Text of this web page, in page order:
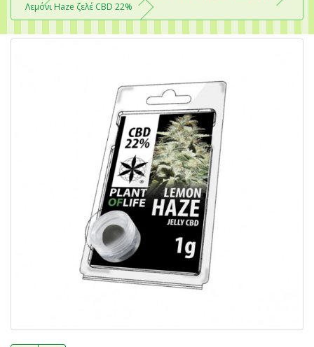
Λεμόνι Haze ζελέ CBD 22%